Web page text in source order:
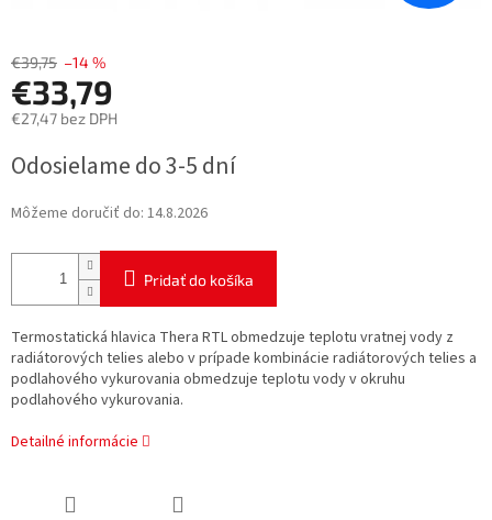
€39,75 –14 %
€33,79
€27,47 bez DPH
cena:
Odosielame do 3-5 dní
Môžeme doručiť do: 14.8.2026
Pridať do košíka
Termostatická hlavica Thera RTL obmedzuje teplotu vratnej vody z
radiátorových telies alebo v prípade kombinácie radiátorových telies a
podlahového vykurovania obmedzuje teplotu vody v okruhu
podlahového vykurovania.
Detailné informácie